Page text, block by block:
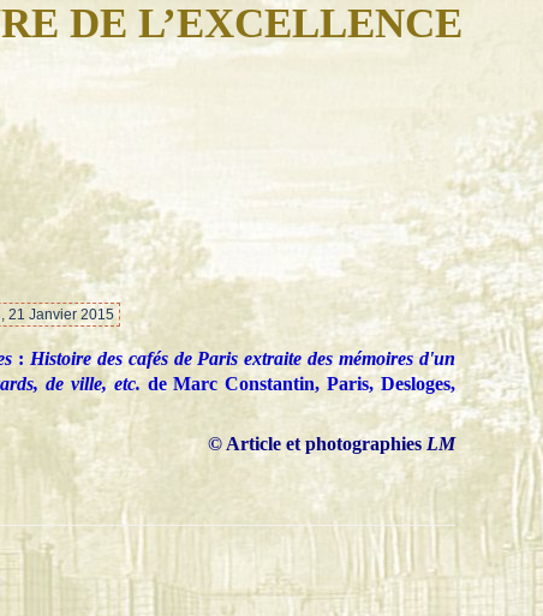
DE L’EXCELLENCE
…
21 Janvier 2015
: Histoire des cafés de Paris extraite des mémoires d'un
de ville, etc.‎ de Marc Constantin, Paris, Desloges,
© Article et photographies LM